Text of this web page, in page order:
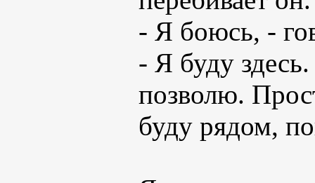
- Я боюсь, -
- Я буду
позволю.
буду рядом,